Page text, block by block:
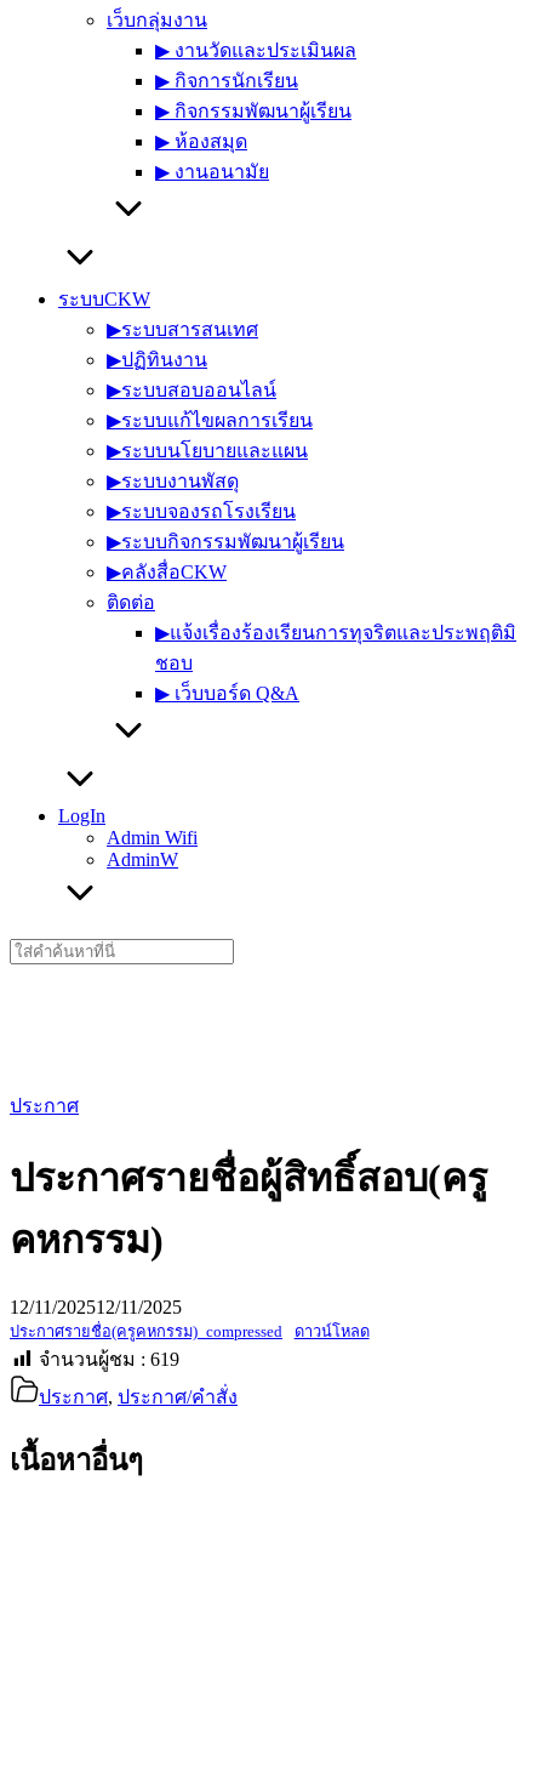
เว็บกลุ่มงาน
▶︎ งานวัดและประเมินผล
▶︎ กิจการนักเรียน
▶︎ กิจกรรมพัฒนาผู้เรียน
▶︎ ห้องสมุด
▶︎ งานอนามัย
ระบบCKW
▶︎ระบบสารสนเทศ
▶︎ปฏิทินงาน
▶︎ระบบสอบออนไลน์
▶︎ระบบแก้ไขผลการเรียน
▶︎ระบบนโยบายและแผน
▶︎ระบบงานพัสดุ
▶︎ระบบจองรถโรงเรียน
▶︎ระบบกิจกรรมพัฒนาผู้เรียน
▶︎คลังสื่อCKW
ติดต่อ
▶︎แจ้งเรื่องร้องเรียนการทุจริตและประพฤติมิ
ชอบ
▶︎ เว็บบอร์ด Q&A
LogIn
Admin Wifi
AdminW
Search
for:
ประกาศ
ประกาศรายชื่อผู้สิทธิ์สอบ(ครู
คหกรรม)
12/11/202512/11/2025
ประกาศรายชื่อ(ครูคหกรรม)_compressed ดาวน์โหลด
จำนวนผู้ชม : 619
ประกาศ, ประกาศ/คำสั่ง
เนื้อหาอื่นๆ